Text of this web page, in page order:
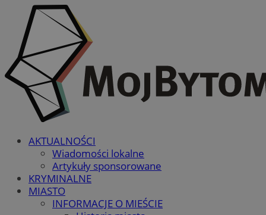
AKTUALNOŚCI
Wiadomości lokalne
Artykuły sponsorowane
KRYMINALNE
MIASTO
INFORMACJE O MIEŚCIE